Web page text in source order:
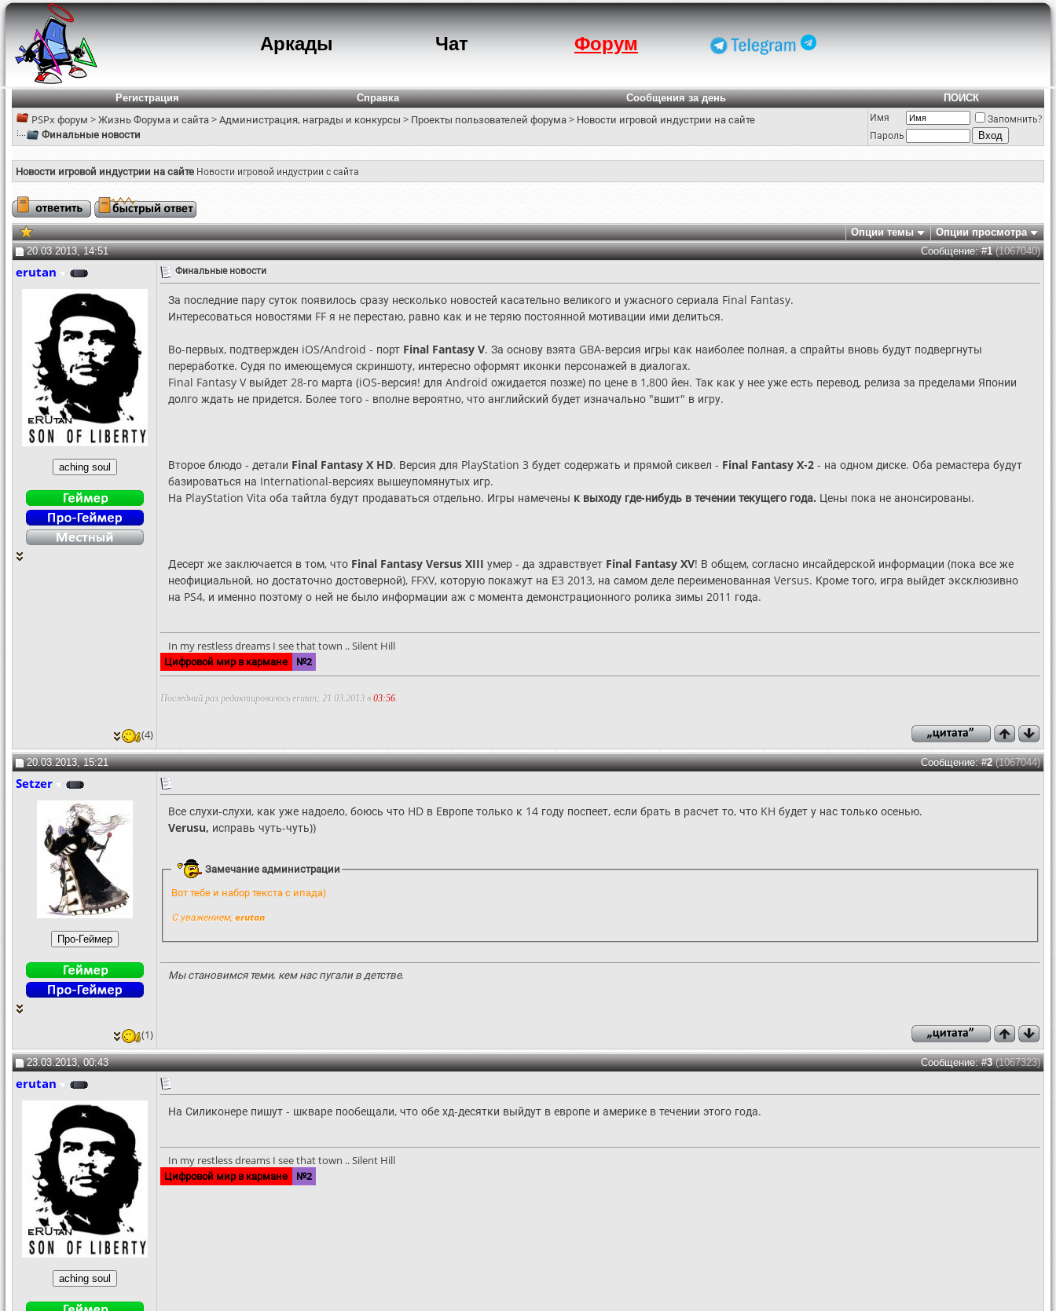
Аркады Чат Форум
Регистрация Справка Сообщения за день ПОИСК
PSPx форум >Жизнь Форума и сайта>Администрация, награды и конкурсы > Проекты пользователей форума> Новости игровой индустрии на сайте
Финальные новости
Имя
Запомнить?
Пароль
Новости игровой индустрии на сайтеНовости игровой индустрии с сайта
Опции темы
Опции просмотра
20.03.2013, 14:51
Сообщение: #1(1067040)
erutan Финальные новости
За последние пару суток появилось сразу несколько новостей касательно великого и ужасного сериала Final Fantasy.
Интересоваться новостями FF я не перестаю, равно как и не теряю постоянной мотивации ими делиться.
Во-первых, подтвержден iOS/Android - порт Final Fantasy V. За основу взята GBA-версия игры как наиболее полная, а спрайты вновь будут подвергнуты
переработке. Судя по имеющемуся скриншоту, интересно оформят иконки персонажей в диалогах.
Final Fantasy V выйдет 28-го марта (iOS-версия! для Android ожидается позже) по цене в 1,800 йен. Так как у нее уже есть перевод, релиза за пределами Японии
долго ждать не придется. Более того - вполне вероятно, что английский будет изначально "вшит" в игру.
Второе блюдо - детали Final Fantasy X HD. Версия для PlayStation 3 будет содержать и прямой сиквел - Final Fantasy X-2 - на одном диске. Оба ремастера будут
базироваться на International-версиях вышеупомянутых игр.
На PlayStation Vita оба тайтла будут продаваться отдельно. Игры намечены к выходу где-нибудь в течении текущего года. Цены пока не анонсированы.
Десерт же заключается в том, что Final Fantasy Versus XIII умер - да здравствует Final Fantasy XV! В общем, согласно инсайдерской информации (пока все же
неофициальной, но достаточно достоверной), FFXV, которую покажут на Е3 2013, на самом деле переименованная Versus. Кроме того, игра выйдет эксклюзивно
на PS4, и именно поэтому о ней не было информации аж с момента демонстрационного ролика зимы 2011 года.
In my restless dreams I see that town .. Silent Hill
Цифровой мир в кармане
№2
Последний раз редактировалось erutan; 21.03.2013 в 03:56.
(4)
20.03.2013, 15:21 Сообщение: #2(1067044)
Setzer
Все слухи-слухи, как уже надоело, боюсь что HD в Европе только к 14 году поспеет, если брать в расчет то, что KH будет у нас только осенью.
Verusu, исправь чуть-чуть))
Замечание администрации
Вот тебе и набор текста с ипада)
С уважением, erutan
Мы становимся теми, кем нас пугали в детстве.
(1)
23.03.2013, 00:43 Сообщение: #3(1067323)
erutan
На Силиконере пишут - шкваре пообещали, что обе хд-десятки выйдут в европе и америке в течении этого года.
In my restless dreams I see that town .. Silent Hill
Цифровой мир в кармане
№2